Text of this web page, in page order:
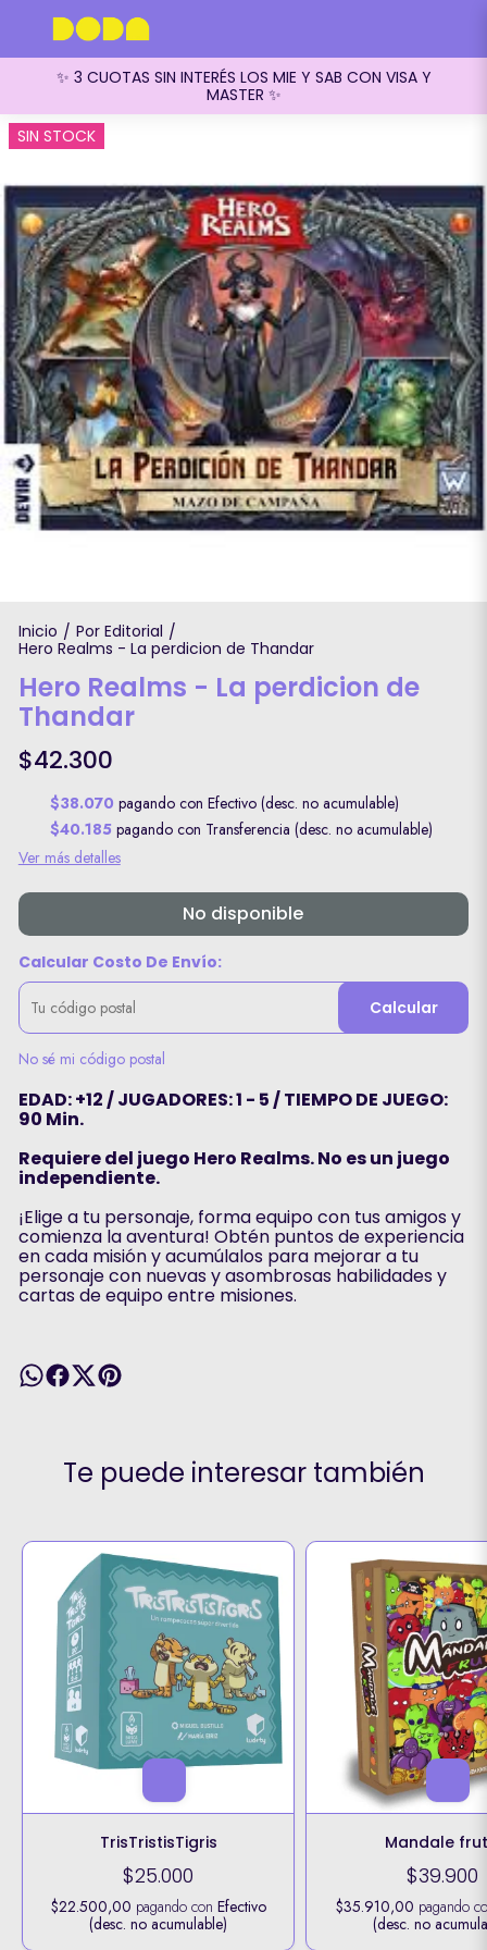
✨ 3 CUOTAS SIN INTERÉS LOS MIE Y SAB CON VISA Y
MASTER ✨
SIN STOCK
Inicio / Por Editorial /
Hero Realms - La perdicion de Thandar
Hero Realms - La perdicion de
Thandar
$42.300
$38.070 pagando con Efectivo (desc. no acumulable)
$40.185 pagando con Transferencia (desc. no acumulable)
Ver más detalles
No disponible
Calcular Costo De Envío:
Calcular
No sé mi código postal
EDAD: +12 / JUGADORES: 1 - 5 / TIEMPO DE JUEGO:
90 Min.
Requiere del juego Hero Realms. No es un juego
independiente.
¡Elige a tu personaje, forma equipo con tus amigos y
comienza la aventura! Obtén puntos de experiencia
en cada misión y acumúlalos para mejorar a tu
personaje con nuevas y asombrosas habilidades y
cartas de equipo entre misiones.
Te puede interesar también
TrisTristisTigris
$25.000
$22.500,00 pagando con Efectivo
(desc. no acumulable)
Mandale
$39.900
$35.910,00 pagando
(desc. no